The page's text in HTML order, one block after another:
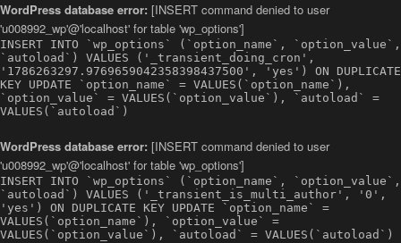
WordPress database error: [INSERT command denied to user
'u008992_wp'@'localhost' for table 'wp_options']
INSERT INTO `wp_options` (`option_name`, `option_value`,
`autoload`) VALUES ('_transient_doing_cron',
'1786263297.9769659042358398437500', 'yes') ON DUPLICATE
KEY UPDATE `option_name` = VALUES(`option_name`),
`option_value` = VALUES(`option_value`), `autoload` =
VALUES(`autoload`)
WordPress database error: [INSERT command denied to user
'u008992_wp'@'localhost' for table 'wp_options']
INSERT INTO `wp_options` (`option_name`, `option_value`,
`autoload`) VALUES ('_transient_is_multi_author', '0',
'yes') ON DUPLICATE KEY UPDATE `option_name` =
VALUES(`option_name`), `option_value` =
VALUES(`option_value`), `autoload` = VALUES(`autoload`)